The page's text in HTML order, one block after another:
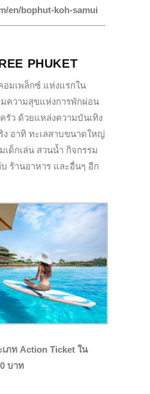
en/bophut-koh-samui
PHUKET
อมเพล็กซ์ แห่งแรกใน
ความสุขแห่งการพักผ่อน
ว ด้วยแหล่งความบันเทิง
ง อาทิ ทะเลสาบขนาดใหญ่
ด็กเล่น สวนน้ำ กิจกรรม
ร้านอาหาร และอื่นๆ อีก
ภท Action Ticket ใน
บาท